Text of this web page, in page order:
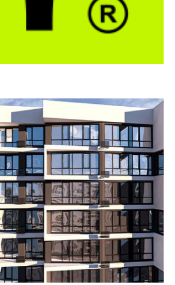
Франківську прокуратура стягує
пайових внесків
17.07.2026
першу секцію ЖК
робіт у 36 корпусі ЖР
стрімко дорожчають:
коштує квадратний метр
15.07.2026
житло за «єОселею» дешевше
13.07.2026
не знайшлося охочих купити
збанкрутілої компанії з групи
з 1 липня: як дізнатися